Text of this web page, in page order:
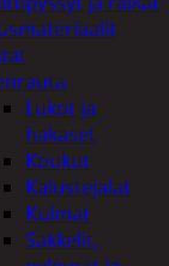
Lukot ja
hakaset
Koukut
Kalustejalat
Kulmat
Sakkelit,